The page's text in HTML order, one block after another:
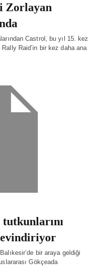
Zorlayan
Castrol, bu yıl 15. kez
Raid’in bir kez daha ana
bir araya geldiği
Gökçeada